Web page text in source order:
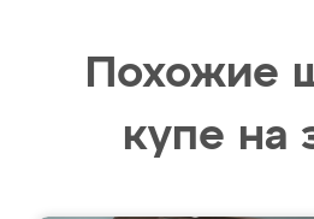
Похожие
купе на